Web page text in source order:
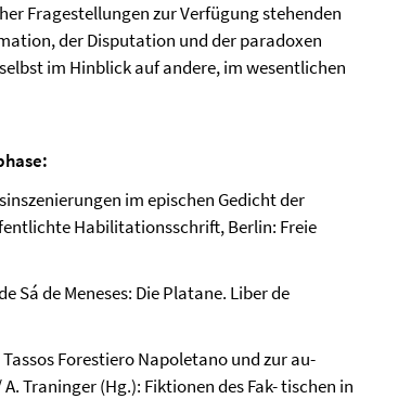
Fragestellungen zur Verfügung stehenden
der Disputation und der paradoxen
im Hinblick auf andere, im wesentlichen
im epischen Gedicht der
Habilitationsschrift, Berlin: Freie
Sá de Meneses: Die Platane. Liber de
Forestiero Napoletano und zur au-
Traninger (Hg.): Fiktionen des Fak- tischen in